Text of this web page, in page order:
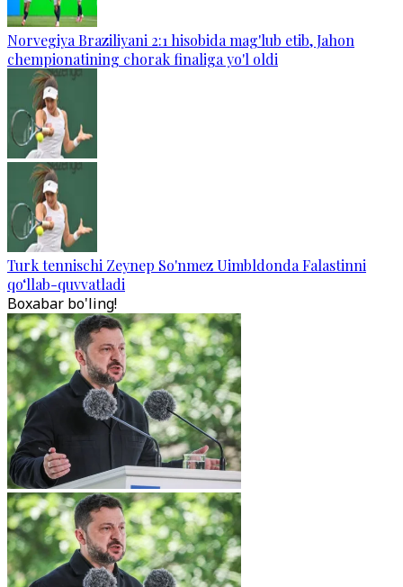
Norvegiya Braziliyani 2:1 hisobida mag'lub etib, Jahon
chempionatining chorak finaliga yo'l oldi
Turk tennischi Zeynep So'nmez Uimbldonda Falastinni
qo‘llab-quvvatladi
Boxabar bo'ling!